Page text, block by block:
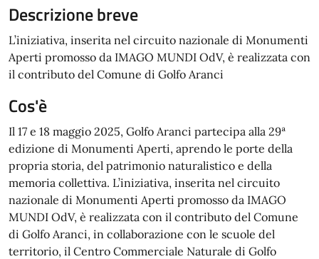
Descrizione breve
L’iniziativa, inserita nel circuito nazionale di Monumenti
Aperti promosso da IMAGO MUNDI OdV, è realizzata con
il contributo del Comune di Golfo Aranci
Cos'è
Il 17 e 18 maggio 2025, Golfo Aranci partecipa alla 29ª
edizione di Monumenti Aperti, aprendo le porte della
propria storia, del patrimonio naturalistico e della
memoria collettiva. L’iniziativa, inserita nel circuito
nazionale di Monumenti Aperti promosso da IMAGO
MUNDI OdV, è realizzata con il contributo del Comune
di Golfo Aranci, in collaborazione con le scuole del
territorio, il Centro Commerciale Naturale di Golfo